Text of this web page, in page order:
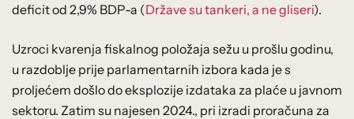
deficit od 2,9% BDP-a (Države su tankeri, a ne gliseri).
Uzroci kvarenja fiskalnog položaja sežu u prošlu godinu,
u razdoblje prije parlamentarnih izbora kada je s
proljećem došlo do eksplozije izdataka za plaće u javnom
sektoru. Zatim su najesen 2024., pri izradi proračuna za